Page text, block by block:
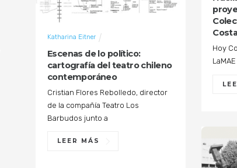
Escenas de lo político:
cartografía del teatro chileno
contemporáneo
Katharina Eitner
Cristian Flores Rebolledo, director
de la compañía Teatro Los
Barbudos junto a
LEER MÁS
Hoy